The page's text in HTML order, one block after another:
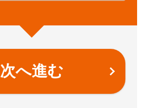
次へ進む